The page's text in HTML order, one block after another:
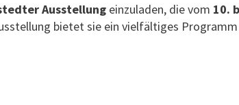
Ausstellung einzuladen, die vom 10.
bietet sie ein vielfältiges Programm